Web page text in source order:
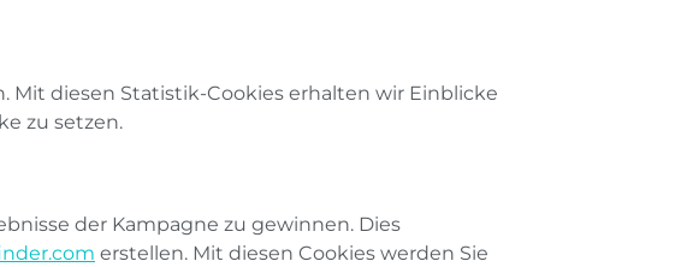
diesen Statistik-Cookies erhalten wir Einblicke
zu setzen.
der Kampagne zu gewinnen. Dies
erstellen. Mit diesen Cookies werden Sie